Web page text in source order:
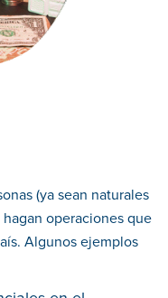
(ya sean naturales
operaciones que
Algunos ejemplos